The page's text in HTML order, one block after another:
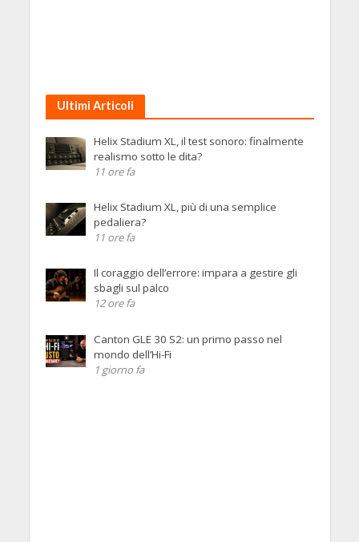
Ultimi Articoli
Helix Stadium XL, il test sonoro: finalmente
realismo sotto le dita?
11 ore fa
Helix Stadium XL, più di una semplice
pedaliera?
11 ore fa
Il coraggio dell’errore: impara a gestire gli
sbagli sul palco
12 ore fa
Canton GLE 30 S2: un primo passo nel
mondo dell’Hi-Fi
1 giorno fa